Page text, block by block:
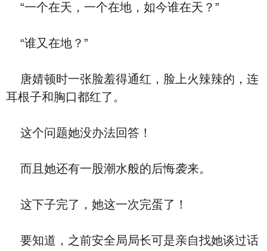
“一个在天，一个在地，如今谁在天？”
“谁又在地？”
唐婧顿时一张脸羞得通红，脸上火辣辣的，连
耳根子和胸口都红了。
这个问题她没办法回答！
而且她还有一股潮水般的后悔袭来。
这下子完了，她这一次完蛋了！
要知道，之前安全局局长可是亲自找她谈过话